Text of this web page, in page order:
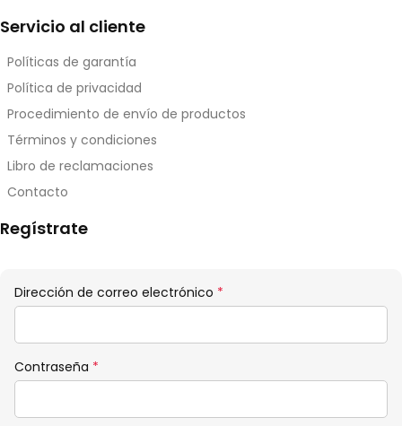
Servicio al cliente
Políticas de garantía
Política de privacidad
Procedimiento de envío de productos
Términos y condiciones
Libro de reclamaciones
Contacto
Regístrate
Dirección de correo electrónico *
Contraseña *